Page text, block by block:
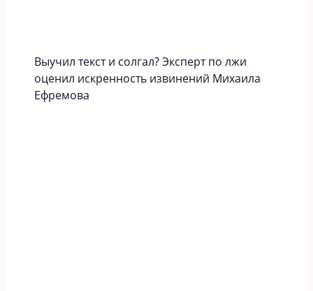
Выучил текст и солгал? Эксперт по лжи
оценил искренность извинений Михаила
Ефремова